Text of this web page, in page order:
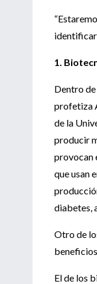
1.
Dentro
profetiza
de la
producir
provocan
que usan
diabetes,
Otro de
El de los